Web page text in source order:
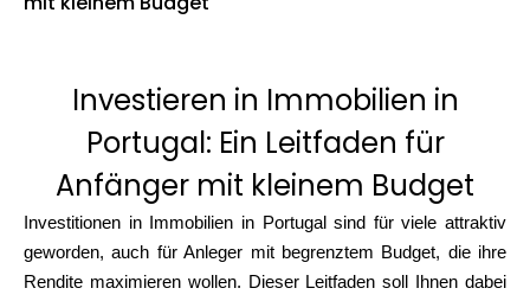
Konditionen der
Forderungsabtretung
Markengalerie
Investieren in Immobilien in
Portugal: Ein Leitfaden für
Anfänger mit kleinem Budget
Investitionen in Immobilien in Portugal sind für viele attraktiv
geworden, auch für Anleger mit begrenztem Budget, die ihre
Rendite maximieren wollen. Dieser Leitfaden soll Ihnen dabei